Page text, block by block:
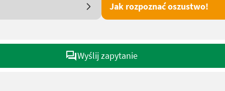
Jak rozpoznać oszustwo!
Wyślij zapytanie